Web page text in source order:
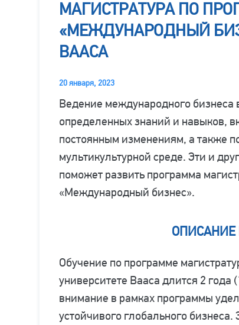
МАГИСТРАТУРА ПО
«МЕЖДУНАРОДНЫЙ
ВААСА
20 января, 2023
Ведение международного бизнеса
определенных знаний и навыков,
постоянным изменениям, а также
мультикультурной среде. Эти и
поможет развить программа
«Международный бизнес».
Обучение по программе
университете Вааса длится 2 года
внимание в рамках программы
устойчивого глобального